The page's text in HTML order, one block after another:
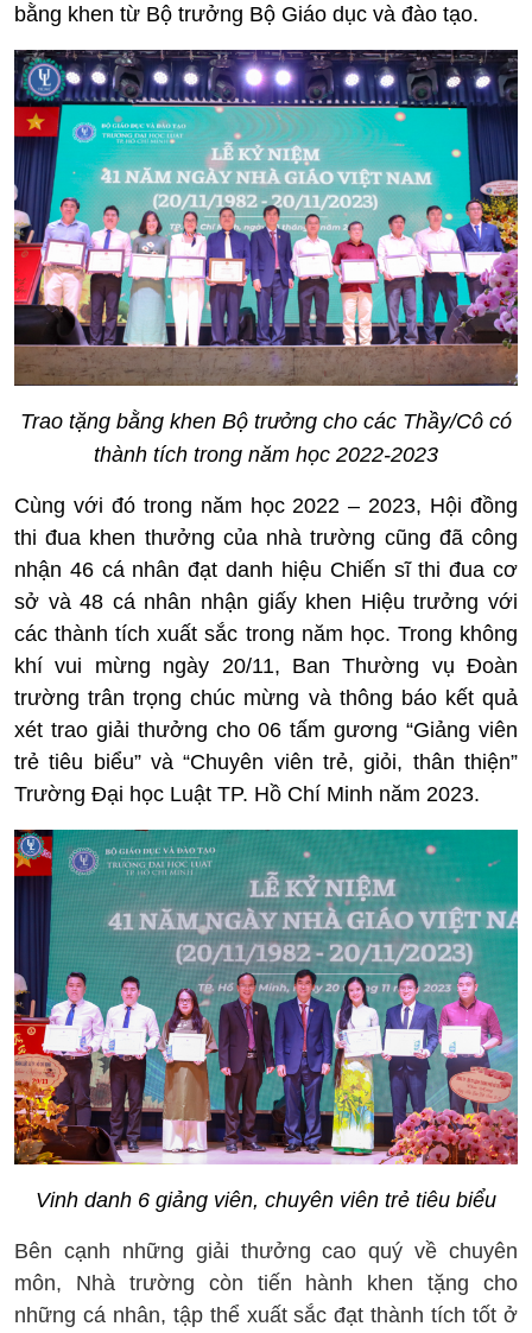
bằng khen từ Bộ trưởng Bộ Giáo dục và đào tạo.
Trao tặng bằng khen Bộ trưởng cho các Thầy/Cô có
thành tích trong năm học 2022-2023
Cùng với đó trong năm học 2022 – 2023, Hội đồng
thi đua khen thưởng của nhà trường cũng đã công
nhận 46 cá nhân đạt danh hiệu Chiến sĩ thi đua cơ
sở và 48 cá nhân nhận giấy khen Hiệu trưởng với
các thành tích xuất sắc trong năm học. Trong không
khí vui mừng ngày 20/11, Ban Thường vụ Đoàn
trường trân trọng chúc mừng và thông báo kết quả
xét trao giải thưởng cho 06 tấm gương “Giảng viên
trẻ tiêu biểu” và “Chuyên viên trẻ, giỏi, thân thiện”
Trường Đại học Luật TP. Hồ Chí Minh năm 2023.
Vinh danh 6 giảng viên, chuyên viên trẻ tiêu biểu
Bên cạnh những giải thưởng cao quý về chuyên
môn, Nhà trường còn tiến hành khen tặng cho
những cá nhân, tập thể xuất sắc đạt thành tích tốt ở